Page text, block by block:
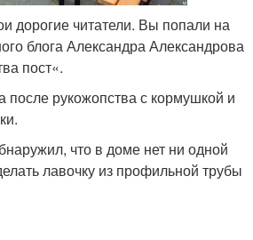
дорогие читатели. Вы попали на
блога Александра Александрова
пост«.
рукожопства с кормушкой и
что в доме нет ни одной
лавочку из профильной трубы